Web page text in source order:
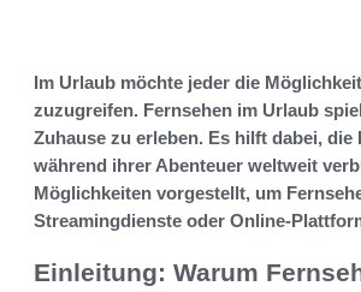
Im Urlaub möchte jeder die
zuzugreifen. Fernsehen im Urlaub
Zuhause zu erleben. Es hilft dabei,
während ihrer Abenteuer weltweit
Möglichkeiten vorgestellt, um
Streamingdienste oder Online-
Einleitung: Warum